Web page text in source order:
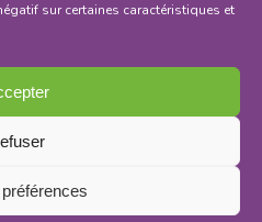
sur certaines caractéristiques et